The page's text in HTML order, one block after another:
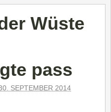
Wüste
pass
SEPTEMBER 2014